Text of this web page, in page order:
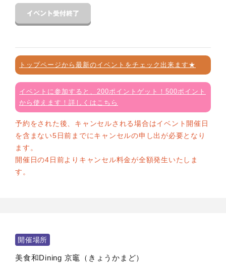
トップページから最新のイベントをチェック出来ます★
イベントに参加すると、200ポイントゲット！500ポイント
から使えます！詳しくはこちら
予約をされた後、キャンセルされる場合はイベント開催日
を含まない5日前までにキャンセルの申し出が必要となり
ます。
開催日の4日前よりキャンセル料金が全額発生いたしま
す。
開催場所
美食和Dining 京竈（きょうかまど）